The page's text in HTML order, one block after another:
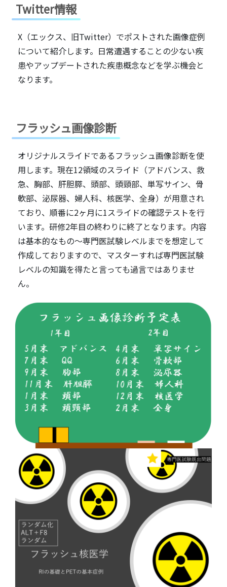
Twitter情報
X（エックス、旧Twitter）でポストされた画像症例
について紹介します。日常遭遇することの少ない疾
患やアップデートされた疾患概念などを学ぶ機会と
なります。
フラッシュ画像診断
オリジナルスライドであるフラッシュ画像診断を使
用します。現在12領域のスライド（アドバンス、救
急、胸部、肝胆膵、頭部、頭頸部、単写サイン、骨
軟部、泌尿器、婦人科、核医学、全身）が用意され
ており、順番に2ヶ月に1スライドの確認テストを行
います。研修2年目の終わりに終了となります。内容
は基本的なもの～専門医試験レベルまでを想定して
作成しておりますので、マスターすれば専門医試験
レベルの知識を得たと言っても過言ではありませ
ん。